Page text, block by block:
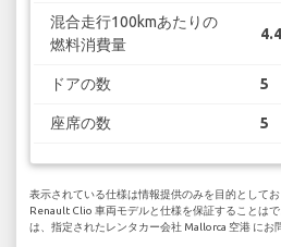
混合走行100kmあたりの
燃料消費量
ドアの数 5
座席の数 5
表示されている仕様は情報提供のみを目的として
Renault Clio 車両モデルと仕様を保証することは
は、指定されたレンタカー会社 Mallorca 空港 にお